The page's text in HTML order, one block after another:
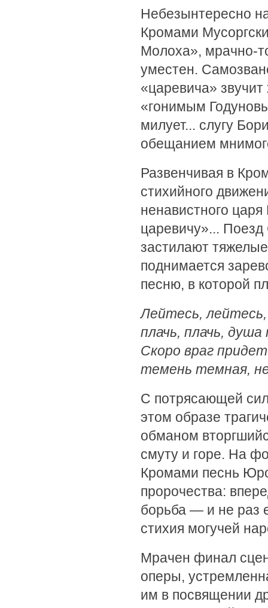
Небезынтересно
Кромами
Молоха», мрачно-
уместен.
«царевича»
«гонимым
милует... слугу
обещанием
Развенчивая в
стихийного
ненавистного
царевичу»...
застилают
поднимается
песню, в которой
Лейтесь, лейтесь,
плачь, плачь, душа
Скоро враг
темень темная,
С потрясающей
этом образе
обманом
смуту и горе. На
Кромами песнь
пророчества:
борьба — и не раз
стихия могучей
Мрачен финал
оперы,
им в посвящении